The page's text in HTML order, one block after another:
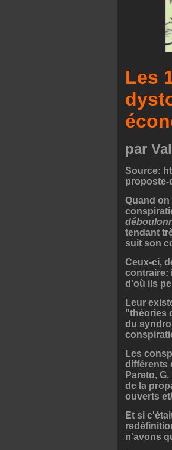
Les
par
Source:
proposte-
Quand on
tendant
suit son
Ceux-ci,
contraire:
d'où ils
Leur
"théories
du
Les
différents
Pareto,
de la
ouverts
Et si
n'avons